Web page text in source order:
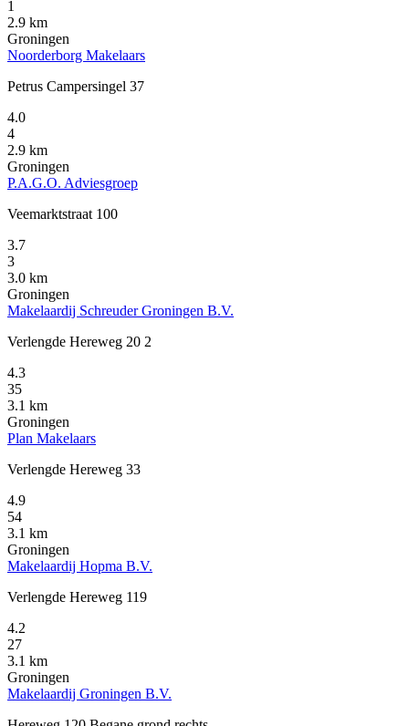
1
2.9 km
Groningen
Noorderborg Makelaars
Petrus Campersingel 37
4.0
4
2.9 km
Groningen
P.A.G.O. Adviesgroep
Veemarktstraat 100
3.7
3
3.0 km
Groningen
Makelaardij Schreuder Groningen B.V.
Verlengde Hereweg 20 2
4.3
35
3.1 km
Groningen
Plan Makelaars
Verlengde Hereweg 33
4.9
54
3.1 km
Groningen
Makelaardij Hopma B.V.
Verlengde Hereweg 119
4.2
27
3.1 km
Groningen
Makelaardij Groningen B.V.